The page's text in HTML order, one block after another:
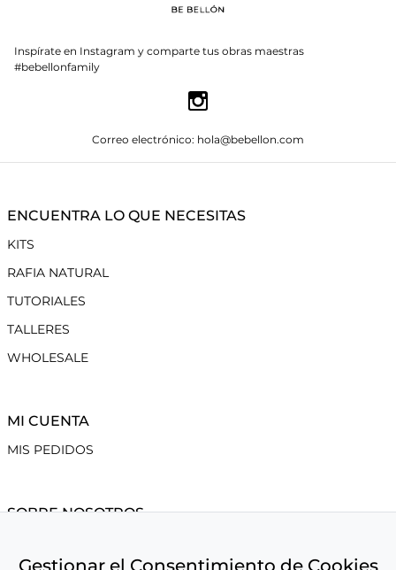
Inspírate en Instagram y comparte tus obras maestras
#bebellonfamily
Correo electrónico: hola@bebellon.com
ENCUENTRA LO QUE NECESITAS
KITS
RAFIA NATURAL
TUTORIALES
TALLERES
WHOLESALE
MI CUENTA
MIS PEDIDOS
SOBRE NOSOTROS
Gestionar el Consentimiento de Cookies